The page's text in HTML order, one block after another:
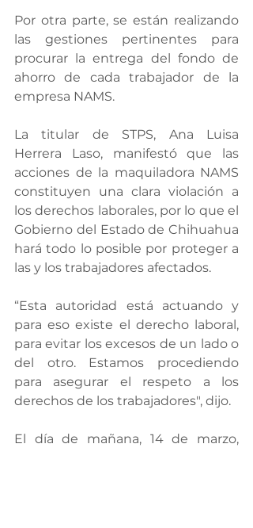
Por otra parte, se están realizando
las gestiones pertinentes para
procurar la entrega del fondo de
ahorro de cada trabajador de la
empresa NAMS.
La titular de STPS, Ana Luisa
Herrera Laso, manifestó que las
acciones de la maquiladora NAMS
constituyen una clara violación a
los derechos laborales, por lo que el
Gobierno del Estado de Chihuahua
hará todo lo posible por proteger a
las y los trabajadores afectados.
“Esta autoridad está actuando y
para eso existe el derecho laboral,
para evitar los excesos de un lado o
del otro. Estamos procediendo
para asegurar el respeto a los
derechos de los trabajadores", dijo.
El día de mañana, 14 de marzo,